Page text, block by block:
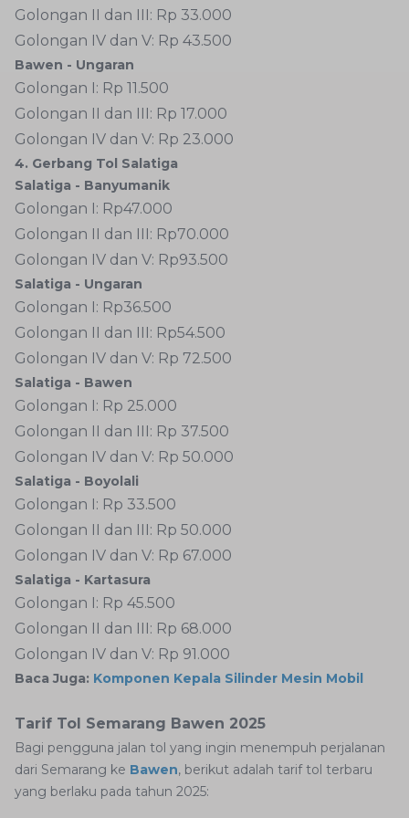
Golongan II dan III: Rp 33.000
Golongan IV dan V: Rp 43.500
Bawen - Ungaran
Golongan I: Rp 11.500
Golongan II dan III: Rp 17.000
Golongan IV dan V: Rp 23.000
4. Gerbang Tol Salatiga
Salatiga - Banyumanik
Golongan I: Rp47.000
Golongan II dan III: Rp70.000
Golongan IV dan V: Rp93.500
Salatiga - Ungaran
Golongan I: Rp36.500
Golongan II dan III: Rp54.500
Golongan IV dan V: Rp 72.500
Salatiga - Bawen
Golongan I: Rp 25.000
Golongan II dan III: Rp 37.500
Golongan IV dan V: Rp 50.000
Salatiga - Boyolali
Golongan I: Rp 33.500
Golongan II dan III: Rp 50.000
Golongan IV dan V: Rp 67.000
Salatiga - Kartasura
Golongan I: Rp 45.500
Golongan II dan III: Rp 68.000
Golongan IV dan V: Rp 91.000
Baca Juga: Komponen Kepala Silinder Mesin Mobil
Tarif Tol Semarang Bawen 2025
Bagi pengguna jalan tol yang ingin menempuh perjalanan
dari Semarang ke Bawen, berikut adalah tarif tol terbaru
yang berlaku pada tahun 2025: